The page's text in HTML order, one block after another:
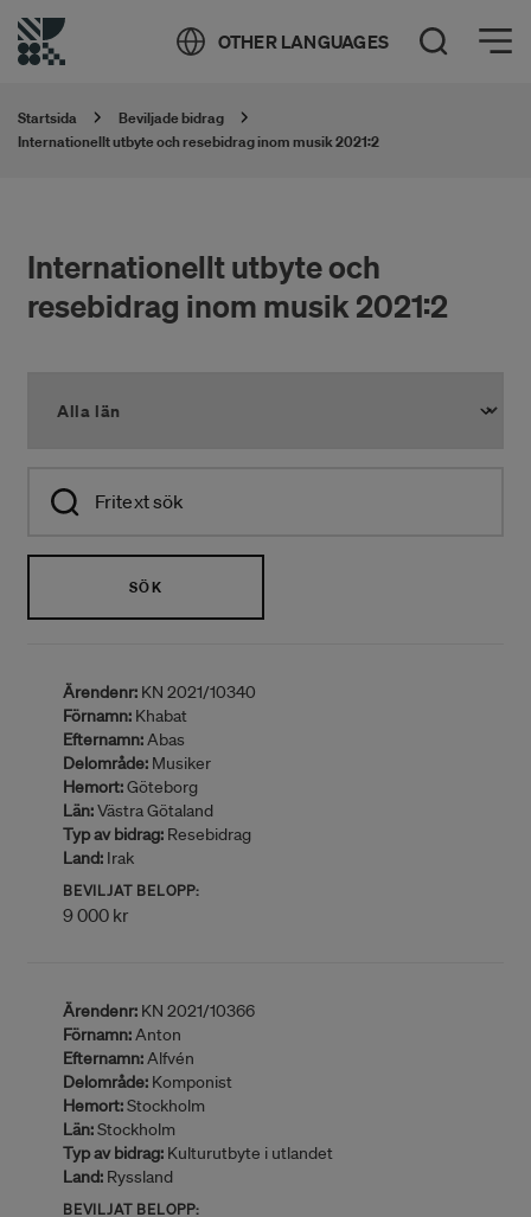
OTHER LANGUAGES Öppna sök
Öppna meny
Startsida
Beviljade bidrag
Internationellt utbyte och resebidrag inom musik 2021:2
Internationellt utbyte och
resebidrag inom musik 2021:2
SÖK
Ärendenr: KN 2021/10340
Förnamn: Khabat
Efternamn:Abas
Delområde: Musiker
Hemort:Göteborg
Län:Västra Götaland
Typ av bidrag: Resebidrag
Land: Irak
BEVILJAT BELOPP:
9 000 kr
Ärendenr: KN 2021/10366
Förnamn:Anton
Efternamn:Alfvén
Delområde: Komponist
Hemort:Stockholm
Län:Stockholm
Typ av bidrag: Kulturutbyte i utlandet
Land: Ryssland
BEVILJAT BELOPP: